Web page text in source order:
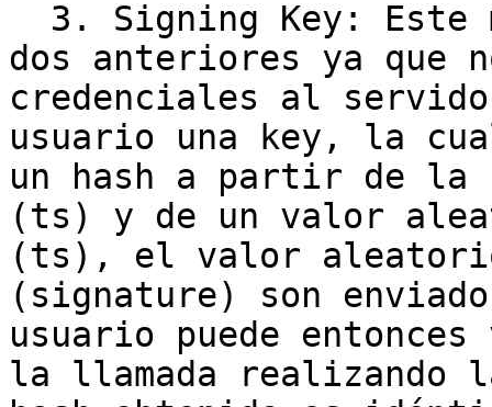
dos anteriores ya que
credenciales al
usuario una key, la
un hash a partir de la
(ts) y de un valor
(ts), el valor
(signature) son
usuario puede
la llamada realizando